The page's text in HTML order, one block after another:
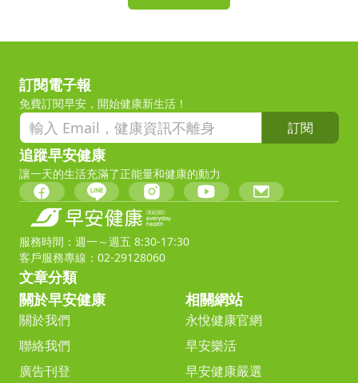
訂閱電子報
免費訂閱早安，開始健康新生活！
訂閱
追蹤早安健康
讓一天的生活充滿了正能量和健康的動力
服務時間：週一～週五 8:30-17:30
客戶服務專線：02-29128060
文章分類
關於早安健康
關於我們
聯絡我們
廣告刊登
相關網站
永悅健康官網
早安樂活
早安健康嚴選